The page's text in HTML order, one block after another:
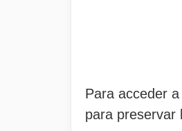
Para acceder
para preservar